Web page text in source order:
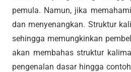
pemula. Namun, jika
dan menyenangkan. Struktur
sehingga memungkinkan
akan membahas struktur
pengenalan dasar hingga